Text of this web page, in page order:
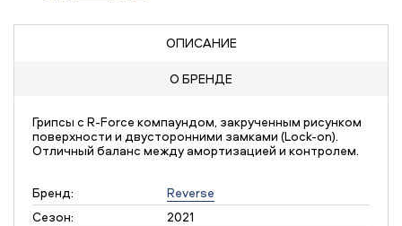
ОПИСАНИЕ
О БРЕНДЕ
Грипсы с R-Force компаундом, закрученным рисунком
поверхности и двусторонними замками (Lock-on).
Отличный баланс между амортизацией и контролем.
Бренд:
Reverse
Сезон:
2021